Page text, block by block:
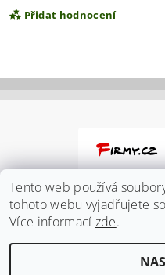
Přidat hodnocení
Vložením hodnocení
ochrany osobních údajů
Tento web používá
tohoto webu vyjadřujete
Více informací zde.